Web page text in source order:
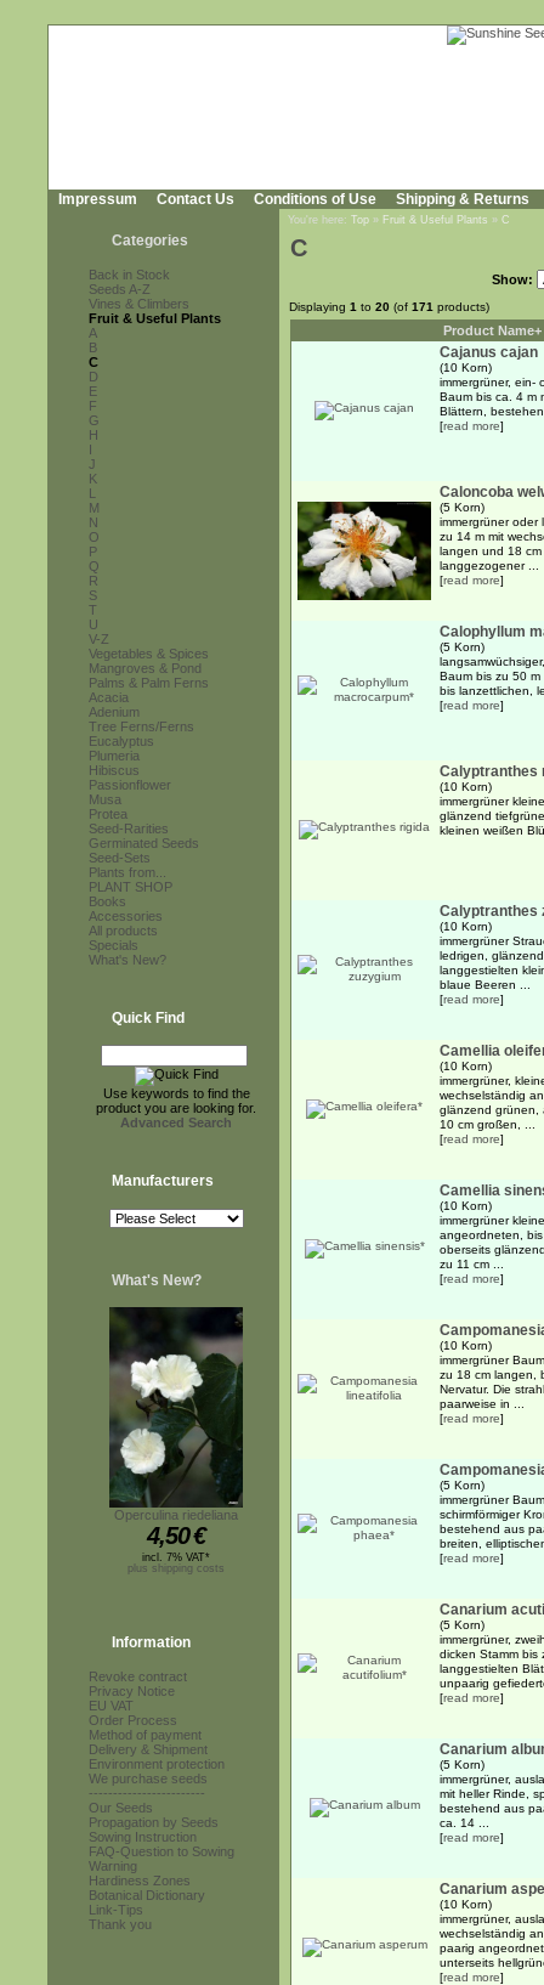
Impressum Contact Us Conditions of Use Shipping & Returns
Categories
Back in Stock
Seeds A-Z
Vines & Climbers
Fruit & Useful Plants
A
B
C
D
E
F
G
H
I
J
K
L
M
N
O
P
Q
R
S
T
U
V-Z
Vegetables & Spices
Mangroves & Pond
Palms & Palm Ferns
Acacia
Adenium
Tree Ferns/Ferns
Eucalyptus
Plumeria
Hibiscus
Passionflower
Musa
Protea
Seed-Rarities
Germinated Seeds
Seed-Sets
Plants from...
PLANT SHOP
Books
Accessories
All products
Specials
What's New?
Quick Find
Use keywords to find the
product you are looking for.
Advanced Search
Manufacturers
What's New?
Operculina riedeliana
4,50€
incl. 7% VAT*
plus shipping costs
Information
Revoke contract
Privacy Notice
EU VAT
Order Process
Method of payment
Delivery & Shipment
Environment protection
We purchase seeds
------------------------
Our Seeds
Propagation by Seeds
Sowing Instruction
FAQ-Question to Sowing
Warning
Hardiness Zones
Botanical Dictionary
Link-Tips
Thank you
You're here: Top » Fruit & Useful Plants » C
C
Show:
Displaying 1 to 20 (of 171 products)
Product Name+
Cajanus cajan
(10 Korn)
immergrüner, ein-
Baum bis ca. 4 m
Blättern,
[read more]
Caloncoba
(5 Korn)
immergrüner oder
zu 14 m mit
langen und 18
langgezogener ...
[read more]
Calophyllum
(5 Korn)
Baum bis zu 50
bis lanzettlichen,
[read more]
Calyptranthes
(10 Korn)
immergrüner
glänzend
kleinen weißen
Calyptranthes
(10 Korn)
immergrüner
ledrigen,
langgestielten
blaue Beeren ...
[read more]
Camellia
(10 Korn)
immergrüner,
wechselständig
glänzend grünen,
10 cm großen, ...
[read more]
Camellia
(10 Korn)
immergrüner
angeordneten,
oberseits
zu 11 cm ...
[read more]
(10 Korn)
immergrüner
zu 18 cm langen,
Nervatur. Die
paarweise in ...
[read more]
(5 Korn)
immergrüner
schirmförmiger
bestehend aus
breiten,
[read more]
Canarium
(5 Korn)
immergrüner,
dicken Stamm bis
langgestielten
unpaarig
[read more]
Canarium
(5 Korn)
immergrüner,
mit heller Rinde,
bestehend aus
ca. 14 ...
[read more]
Canarium
(10 Korn)
immergrüner,
wechselständig
paarig
unterseits
[read more]